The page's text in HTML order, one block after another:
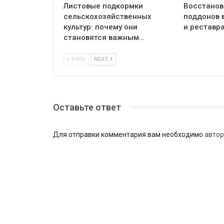
Листовые подкормки
сельскохозяйственных
культур: почему они
становятся важным…
поддонов
и
PREV NEXT
Оставьте ответ
Для отправки комментария вам необходимо